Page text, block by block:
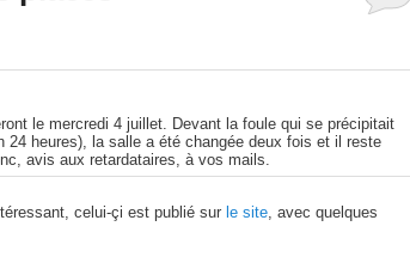
le mercredi 4 juillet. Devant la foule qui se précipitait
24 heures), la salle a été changée deux fois et il reste
avis aux retardataires, à vos mails.
celui-çi est publié sur le site, avec quelques